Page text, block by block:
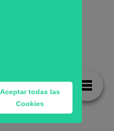
Aceptar todas las
Cookies